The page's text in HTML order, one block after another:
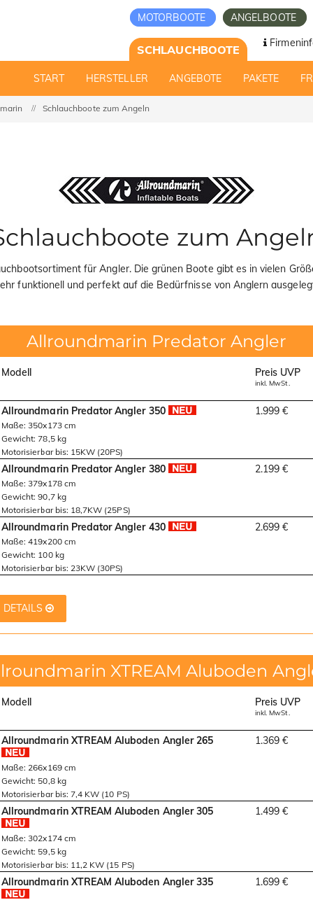
MOTORBOOTE ANGELBOOTE
SCHLAUCHBOOTE
START HERSTELLER ANGEBOTE PAKETE
Schlauchboote zum Angeln
zum
für Angler. Die grünen Boote gibt es in vielen
funktionell und perfekt auf die Bedürfnisse von Anglern
Allroundmarin Predator Angler
Modell Preis UVP
inkl. MwSt.
Allroundmarin Predator Angler 350
Maße: 350x173 cm
Gewicht: 78,5 kg
Motorisierbar bis: 15KW (20PS)
1.999 €
Allroundmarin Predator Angler 380
Maße: 379x178 cm
Gewicht: 90,7 kg
Motorisierbar bis: 18,7KW (25PS)
2.199 €
Allroundmarin Predator Angler 430
Maße: 419x200 cm
Gewicht: 100 kg
Motorisierbar bis: 23KW (30PS)
2.699 €
DETAILS
XTREAM Aluboden
Modell Preis UVP
inkl. MwSt.
Allroundmarin XTREAM Aluboden Angler 265
Maße: 266x169 cm
Gewicht: 50,8 kg
Motorisierbar bis: 7,4 KW (10 PS)
1.369 €
Allroundmarin XTREAM Aluboden Angler 305
Maße: 302x174 cm
Gewicht: 59,5 kg
Motorisierbar bis: 11,2 KW (15 PS)
1.499 €
Allroundmarin XTREAM Aluboden Angler 335 1.699 €